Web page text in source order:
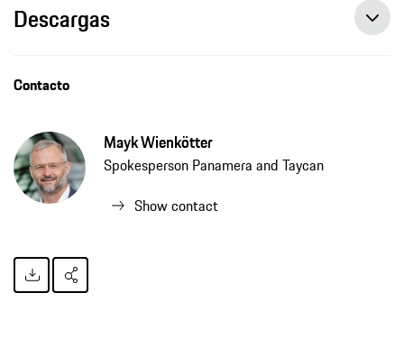
Descargas
Contacto
Mayk Wienkötter
Spokesperson Panamera and Taycan
Show contact